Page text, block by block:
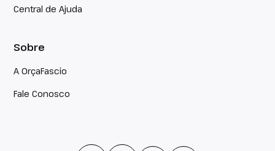
Central de Ajuda
Sobre
A OrçaFascio
Fale Conosco